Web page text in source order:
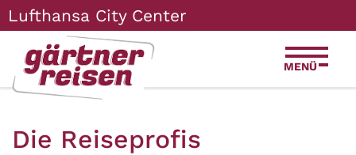
Seitenbereiche:
Zum
Inhalt
Zur
Hauptnavigation
Zur
Footernavigation
Lufthansa City Center
MENÜ
Die Reiseprofis